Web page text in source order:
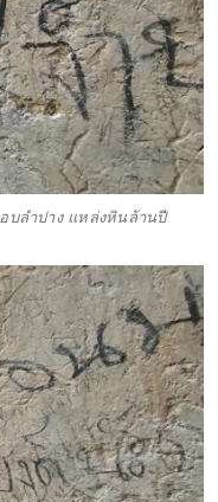
บลำปาง แหล่งหินล้านปี